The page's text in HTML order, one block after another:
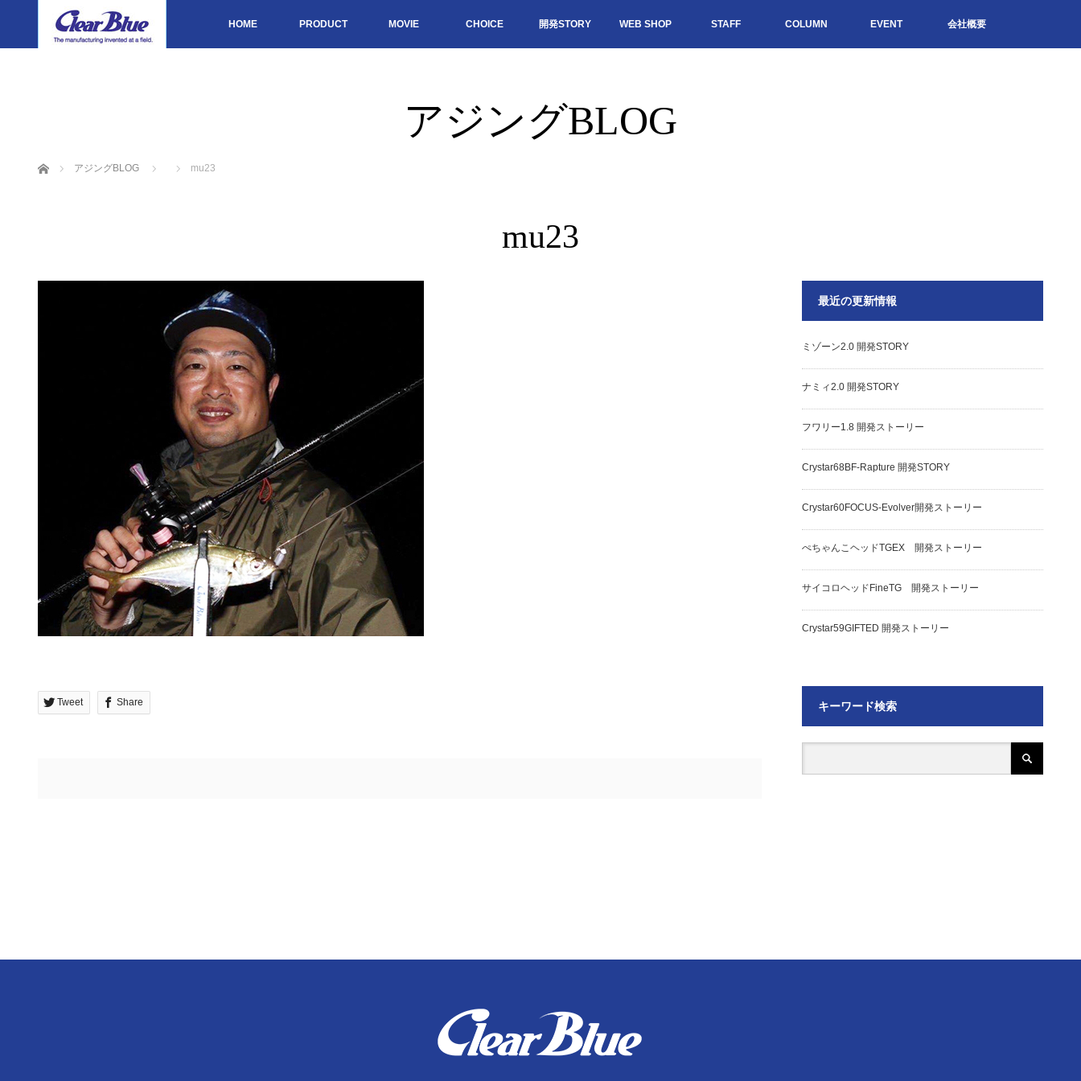
HOME PRODUCT MOVIE CHOICE 開発STORY WEB SHOP STAFF COLUMN EVENT 会社概要
アジングBLOG
ホーム アジングBLOG mu23
mu23
Tweet Share
最近の更新情報
ミゾーン2.0 開発STORY
ナミィ2.0 開発STORY
フワリー1.8 開発ストーリー
Crystar68BF-Rapture 開発STORY
Crystar60FOCUS-Evolver開発ストーリー
ぺちゃんこヘッドTGEX 開発ストーリー
サイコロヘッドFineTG 開発ストーリー
Crystar59GIFTED 開発ストーリー
キーワード検索